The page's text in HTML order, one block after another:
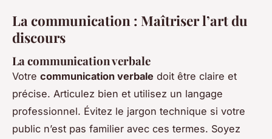
La communication : Maîtriser l’art du
discours
La communication verbale
Votre communication verbale doit être claire et
précise. Articulez bien et utilisez un langage
professionnel. Évitez le jargon technique si votre
public n’est pas familier avec ces termes. Soyez